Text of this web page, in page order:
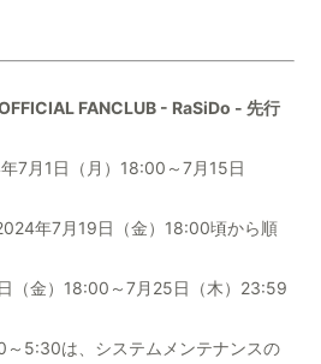
FANCLUB - RaSiDo - 先行
7月1日（月）18:00～7月15日
年7月19日（金）18:00頃から順
（金）18:00～7月25日（木）23:59
5:30は、システムメンテナンスの